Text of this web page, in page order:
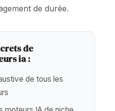
de durée.
de
ia :
de tous les